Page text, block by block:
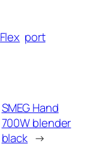
Flex port
SMEG Hand
700W blender
black →